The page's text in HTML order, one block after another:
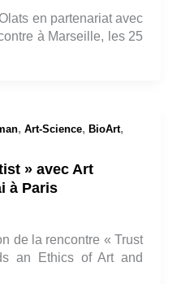
en partenariat avec
à Marseille, les 25
, Art-Science, BioArt,
» avec Art
à Paris
de la rencontre « Trust
an Ethics of Art and